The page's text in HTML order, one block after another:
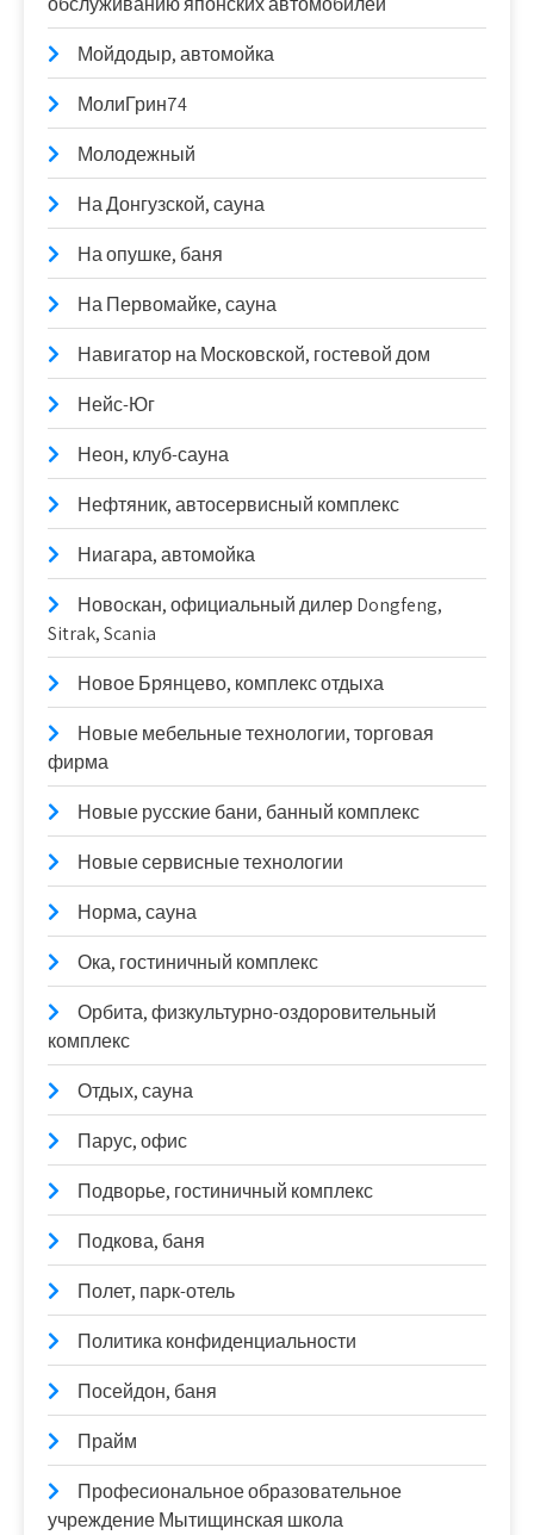
Мойдодыр, автомойка
МолиГрин74
Молодежный
На Донгузской, сауна
На опушке, баня
На Первомайке, сауна
Навигатор на Московской, гостевой дом
Нейс-Юг
Неон, клуб-сауна
Нефтяник, автосервисный комплекс
Ниагара, автомойка
Новоcкан, официальный дилер Dongfeng,
Sitrak, Scania
Новое Брянцево, комплекс отдыха
Новые мебельные технологии, торговая
фирма
Новые русские бани, банный комплекс
Новые сервисные технологии
Норма, сауна
Ока, гостиничный комплекс
Орбита, физкультурно-оздоровительный
комплекс
Отдых, сауна
Парус, офис
Подворье, гостиничный комплекс
Подкова, баня
Полет, парк-отель
Политика конфиденциальности
Посейдон, баня
Прайм
Професиональное образовательное
учреждение Мытищинская школа